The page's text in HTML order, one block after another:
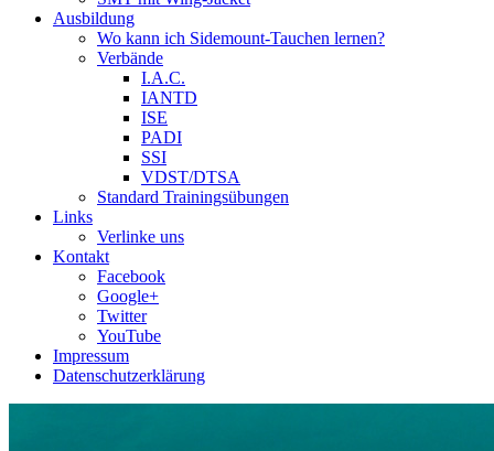
Ausbildung
Wo kann ich Sidemount-Tauchen lernen?
Verbände
I.A.C.
IANTD
ISE
PADI
SSI
VDST/DTSA
Standard Trainingsübungen
Links
Verlinke uns
Kontakt
Facebook
Google+
Twitter
YouTube
Impressum
Datenschutzerklärung